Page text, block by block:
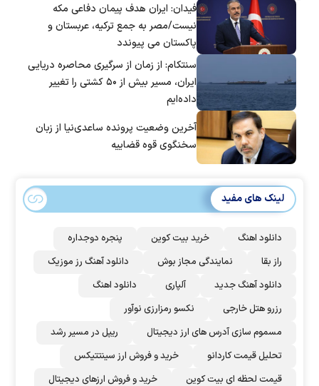
فیدان: ایران هدف پیمان دفاعی مکه
نیست/مصر به جمع ترکیه، عربستان و
پاکستان می پیوندد
سنتکام: از زمان از سرگیری محاصره دریایی
ایران، مسیر بیش از ۵۰ کشتی را تغییر
داده‌ایم
آخرین وضعیت پرونده ساعدی‌نیا از زبان
سخنگوی قوه قضاییه
لینک های مفید
دانلود اهنگ خرید بیت کوین
پنجره دوجداره
راز بقا
نمایندگی مجاز بوش
دانلود آهنگ رز‌ موزیک
دانلود آهنگ جدید
آلپاری
دانلود اهنگ
رزرو هتل خارجی
نکسو رمزارزی نوآور
مسموم سازی آدرس های ارز دیجیتال
ریپل در مسیر رشد
تحلیل قیمت کاردانو
خرید و فروش ارز سینتتیکس
قیمت لحظه ای بیت کوین
خرید و فروش ارزهای دیجیتال